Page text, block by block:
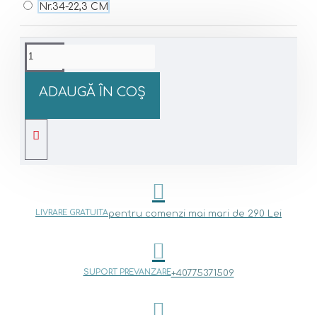
Nr.34-22,3 CM
ADAUGĂ ÎN COŞ
LIVRARE GRATUITApentru comenzi mai mari de 290 Lei
SUPORT PREVANZARE+40775371509